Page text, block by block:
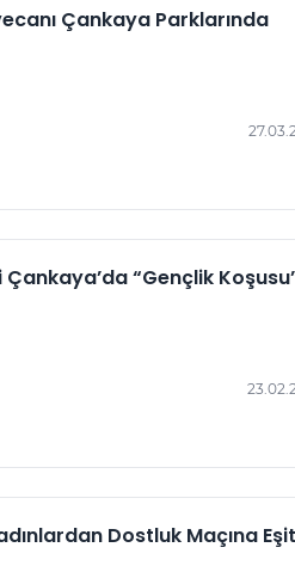
Çankaya Parklarında
“Gençlik
Dostluk Maçına